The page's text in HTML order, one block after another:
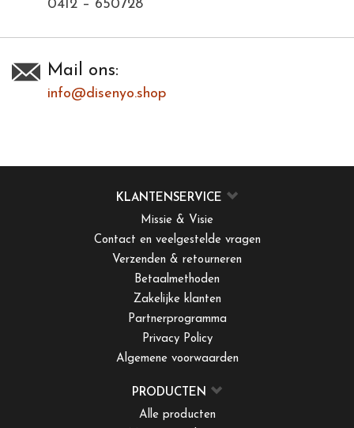
0412 – 650728
Mail ons:
info@disenyo.shop
KLANTENSERVICE
Missie & Visie
Contact en veelgestelde vragen
Verzenden & retourneren
Betaalmethoden
Zakelijke klanten
Partnerprogramma
Privacy Policy
Algemene voorwaarden
PRODUCTEN
Alle producten